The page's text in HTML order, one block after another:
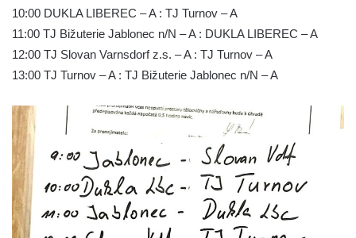
10:00 DUKLA LIBEREC – A : TJ Turnov – A
11:00 TJ Bižuterie Jablonec n/N – A : DUKLA LIBEREC – A
12:00 TJ Slovan Varnsdorf z.s. – A : TJ Turnov – A
13:00 TJ Turnov – A : TJ Bižuterie Jablonec n/N – A